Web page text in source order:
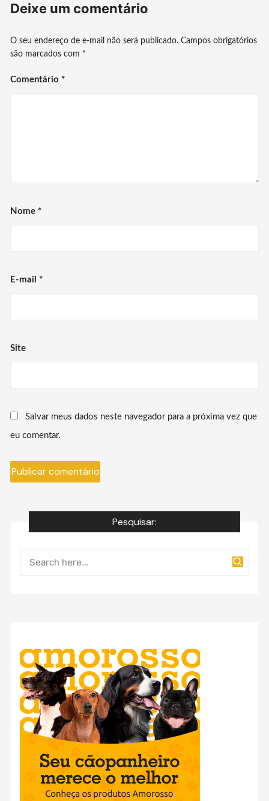
Deixe um comentário
O seu endereço de e-mail não será publicado. Campos obrigatórios
são marcados com *
Comentário *
Nome *
E-mail *
Site
Salvar meus dados neste navegador para a próxima vez que
eu comentar.
Pesquisar: